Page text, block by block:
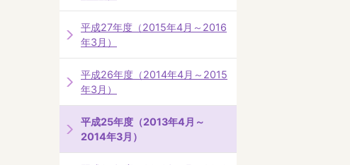
平成27年度（2015年4月～2016
年3月）
平成26年度（2014年4月～2015
年3月）
平成25年度（2013年4月～
2014年3月）